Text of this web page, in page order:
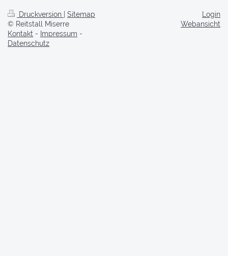
Druckversion
Sitemap
© Reitstall Miserre
Kontakt - Impressum -
Datenschutz
Login
Webansicht